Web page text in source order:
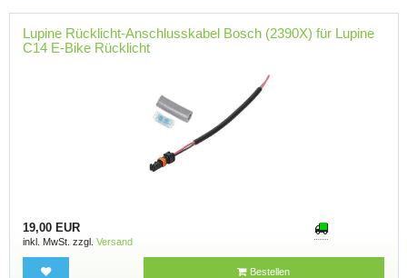
Lupine Rücklicht-Anschlusskabel Bosch (2390X) für Lupine
C14 E-Bike Rücklicht
19,00 EUR
inkl. MwSt. zzgl. Versand
Bestellen